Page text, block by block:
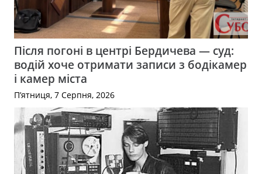
Після погоні в центрі Бердичева — суд:
водій хоче отримати записи з бодікамер
і камер міста
П’ятниця, 7 Серпня, 2026